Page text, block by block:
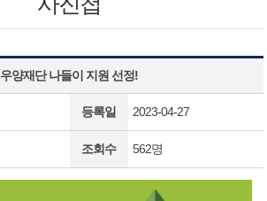
우양재단 나들이 지원 선정!
등록일 2023-04-27
조회수 562명